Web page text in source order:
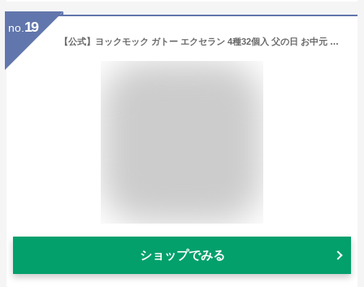
no. 19
【公式】ヨックモック ガトー エクセラン 4種32個入 父の日 お中元 夏ギフト 2026 詰め合わせ プレゼント スイーツ ギフト プチギフト クッキー 退職 洋菓子 お菓子 焼き菓子 手土産 個包装 お取り寄せ お礼 お祝い
ショップでみる